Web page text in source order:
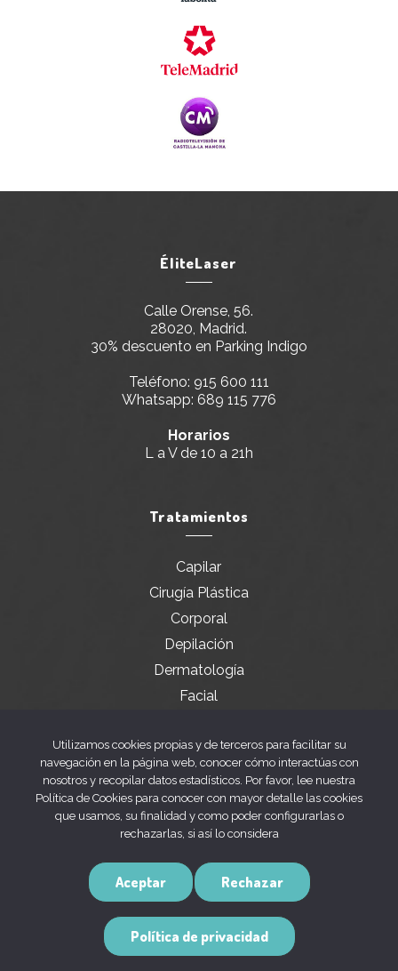
ÉliteLaser
Calle Orense, 56.
28020, Madrid.
30% descuento en Parking Indigo
Teléfono: 915 600 111
Whatsapp: 689 115 776
Horarios
L a V de 10 a 21h
Tratamientos
Capilar
Cirugía Plástica
Corporal
Depilación
Dermatología
Facial
Legal
Aviso legal
Política de privacidad
Política de cookies
Utilizamos cookies propias y de terceros para facilitar su
navegación en la página web, conocer cómo interactúas con
nosotros y recopilar datos estadísticos. Por favor, lee nuestra
Política de Cookies para conocer con mayor detalle las cookies
que usamos, su finalidad y como poder configurarlas o
rechazarlas, si así lo considera
Aceptar Rechazar
Política de privacidad